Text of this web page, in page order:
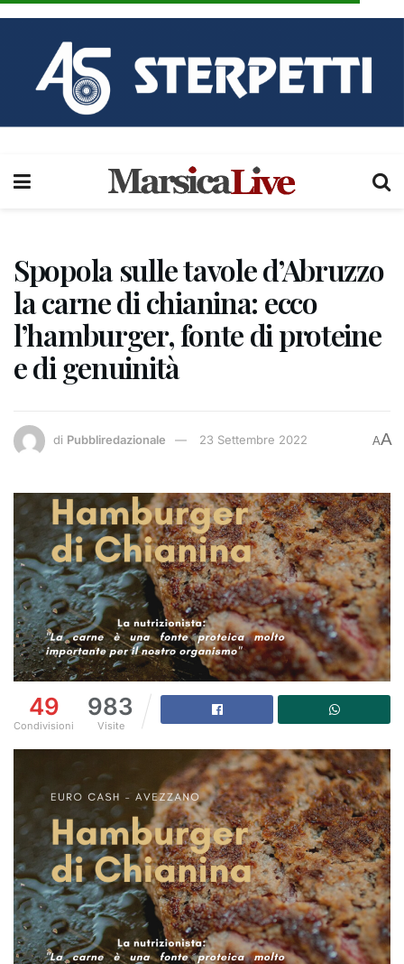
Spopola sulle tavole d’Abruzzo
la carne di chianina: ecco
l’hamburger, fonte di proteine
e di genuinità
di Pubbliredazionale 23 Settembre 2022 AA
49
Condivisioni
983
Visite